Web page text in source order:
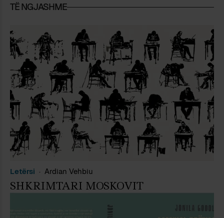
boton romanin e parё italisht:
Italisht ka botuar romanet: “Eduart”
2005. “Teqja” 2006. “Nusja e
rrёmbyer”. “Nipёrit e Skёnderbeut”.
“Prelud Vjeshte”. “Akuza e Heshtur”.
Nё shqip ka botuar: “Gjelat kёndonin
ndryshe” dhe “Endёrra nё sirtar”.
TË NGJASHME
Letërsi Ardian Vehbiu
SHKRIMTARI MOSKOVIT